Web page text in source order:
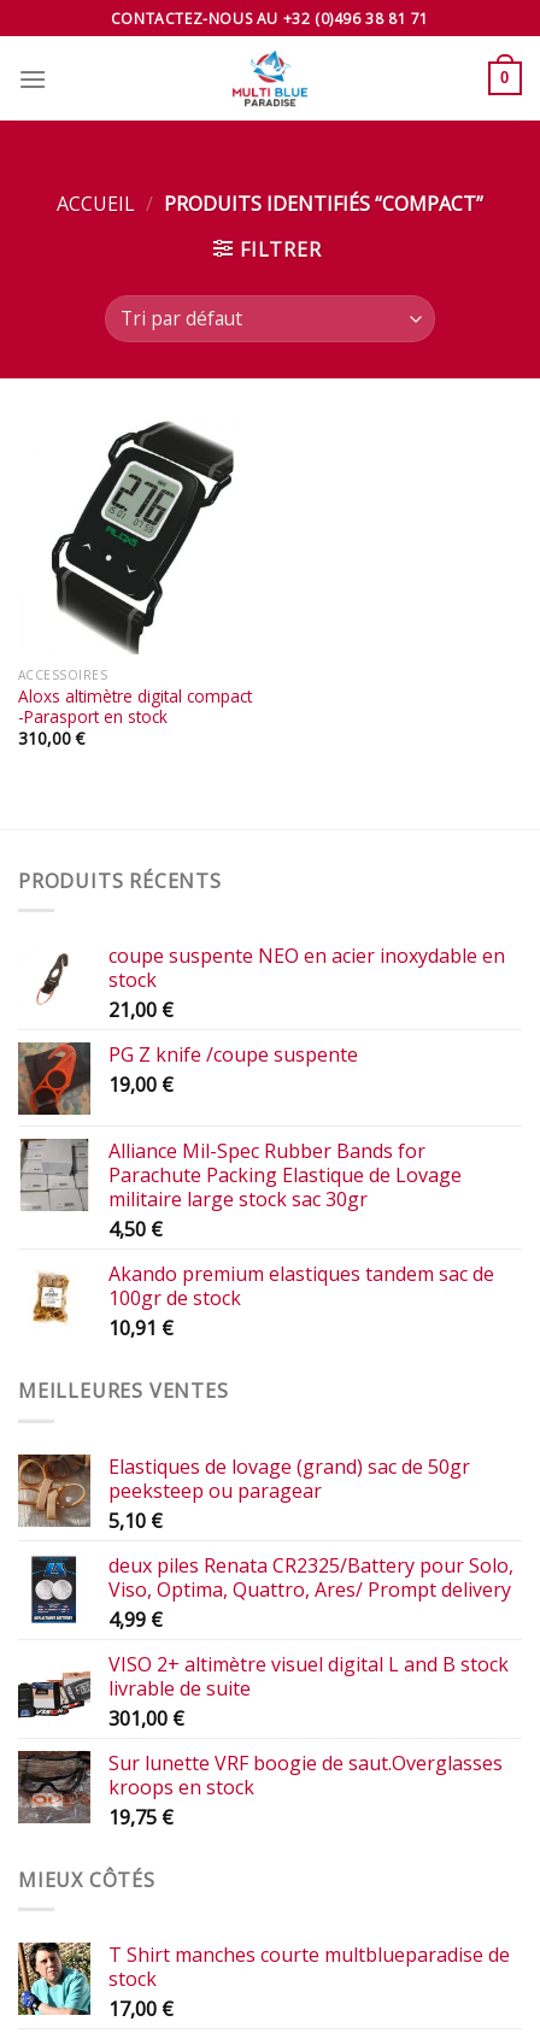
to
content
CONTACTEZ-NOUS AU +32 (0)496 38 81 71
0
ACCUEIL / PRODUITS IDENTIFIÉS “COMPACT”
FILTRER
ACCESSOIRES
Aloxs altimètre digital compact
-Parasport en stock
310,00€
PRODUITS RÉCENTS
coupe suspente NEO en acier inoxydable en
stock
21,00 €
PG Z knife /coupe suspente
19,00 €
Alliance Mil-Spec Rubber Bands for
Parachute Packing Elastique de Lovage
militaire large stock sac 30gr
4,50 €
Akando premium elastiques tandem sac de
100gr de stock
10,91 €
MEILLEURES VENTES
Elastiques de lovage (grand) sac de 50gr
peeksteep ou paragear
5,10 €
deux piles Renata CR2325/Battery pour Solo,
Viso, Optima, Quattro, Ares/ Prompt delivery
4,99 €
VISO 2+ altimètre visuel digital L and B stock
livrable de suite
301,00 €
Sur lunette VRF boogie de saut.Overglasses
kroops en stock
19,75 €
MIEUX CÔTÉS
T Shirt manches courte multblueparadise de
stock
17,00 €